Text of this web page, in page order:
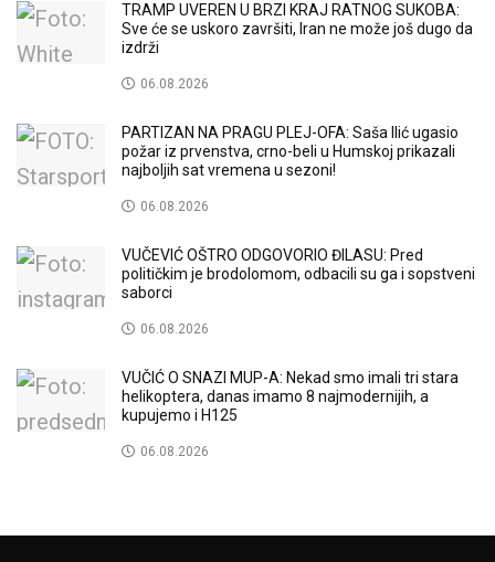
TRAMP UVEREN U BRZI KRAJ RATNOG SUKOBA:
Sve će se uskoro završiti, Iran ne može još dugo da
izdrži
06.08.2026
PARTIZAN NA PRAGU PLEJ-OFA: Saša Ilić ugasio
požar iz prvenstva, crno-beli u Humskoj prikazali
najboljih sat vremena u sezoni!
06.08.2026
VUČEVIĆ OŠTRO ODGOVORIO ĐILASU: Pred
političkim je brodolomom, odbacili su ga i sopstveni
saborci
06.08.2026
VUČIĆ O SNAZI MUP-A: Nekad smo imali tri stara
helikoptera, danas imamo 8 najmodernijih, a
kupujemo i H125
06.08.2026